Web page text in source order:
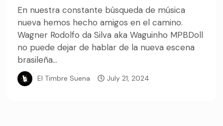
En nuestra constante búsqueda de música
nueva hemos hecho amigos en el camino.
Wagner Rodolfo da Silva aka Waguinho MPBDoll
no puede dejar de hablar de la nueva escena
brasileña...
El Timbre Suena July 21, 2024